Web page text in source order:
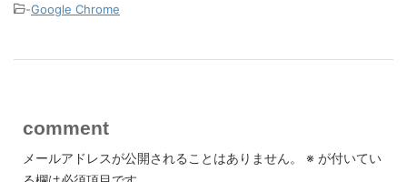
-Google Chrome
comment
メールアドレスが公開されることはありません。 ※ が付いてい